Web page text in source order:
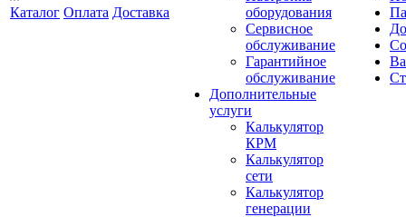
Каталог Оплата Доставка
оборудования
Сервисное
обслуживание
Гарантийное
обслуживание
Дополнительные
услуги
Калькулятор
КРМ
Калькулятор
сети
Калькулятор
генерации